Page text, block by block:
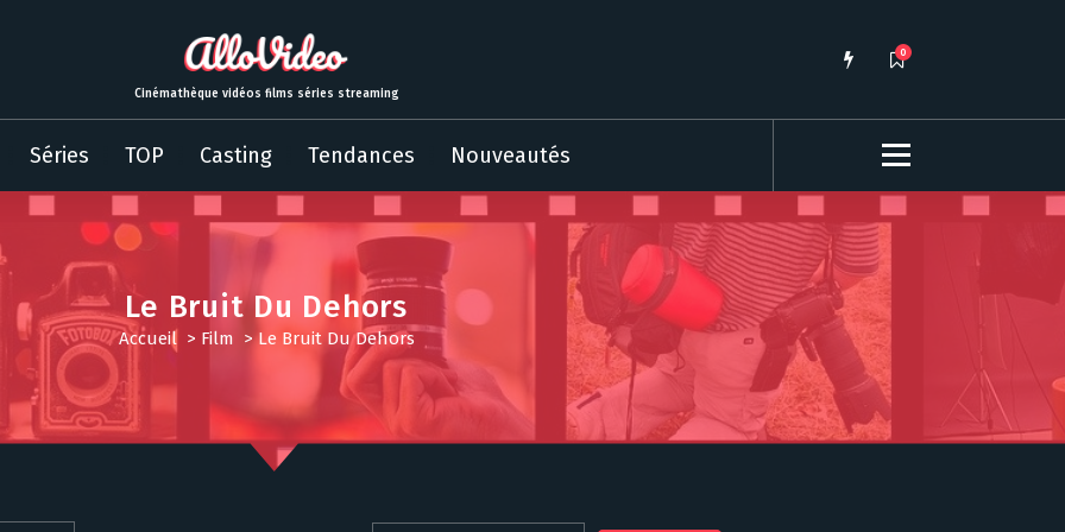
Cinémathèque vidéos films séries streaming
0
Séries TOP Casting Tendances Nouveautés
Le Bruit Du Dehors
Accueil > Film >Le Bruit Du Dehors